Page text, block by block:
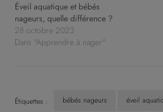
Éveil aquatique et bébés
nageurs, quelle différence ?
28 octobre 2023
Dans "Apprendre à nager"
Étiquettes : bébés nageurs éveil